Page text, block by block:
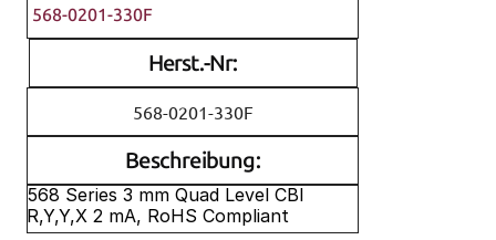
568-0201-330F
Herst.-Nr:
568-0201-330F
Beschreibung:
568 Series 3 mm Quad Level CBI
R,Y,Y,X 2 mA, RoHS Compliant